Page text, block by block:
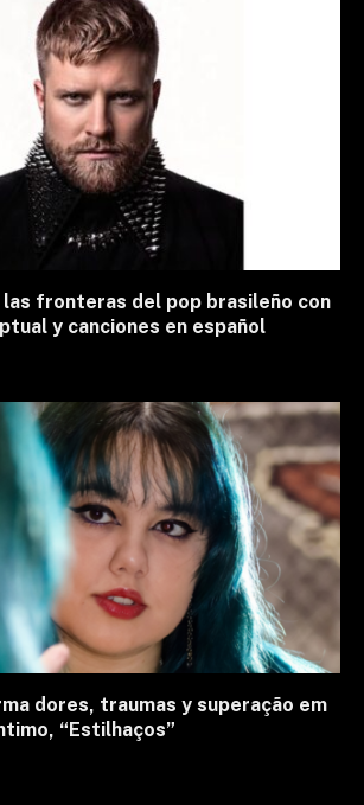
las fronteras del pop brasileño con
y canciones en español
dores, traumas y superação em
“Estilhaços”